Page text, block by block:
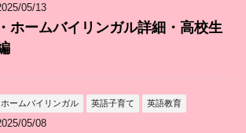
05/13
・ホームバイリンガル詳細・高校生
ホームバイリンガル 英語子育て 英語教育
05/08